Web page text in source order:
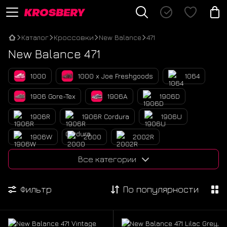
Каталог Кроссовки New Balance 471
New Balance 471
1000 1000 x Joe Freshgoods 1064
1906 Gore-Tex 1906A 1906D
1906R 1906R Cordura 1906U
1906W 2000 2002R
2002R Gore-Tex 2010
530 x Miu Miu 574
574 x Miu Miu
Все категории
Фильтр По популярности